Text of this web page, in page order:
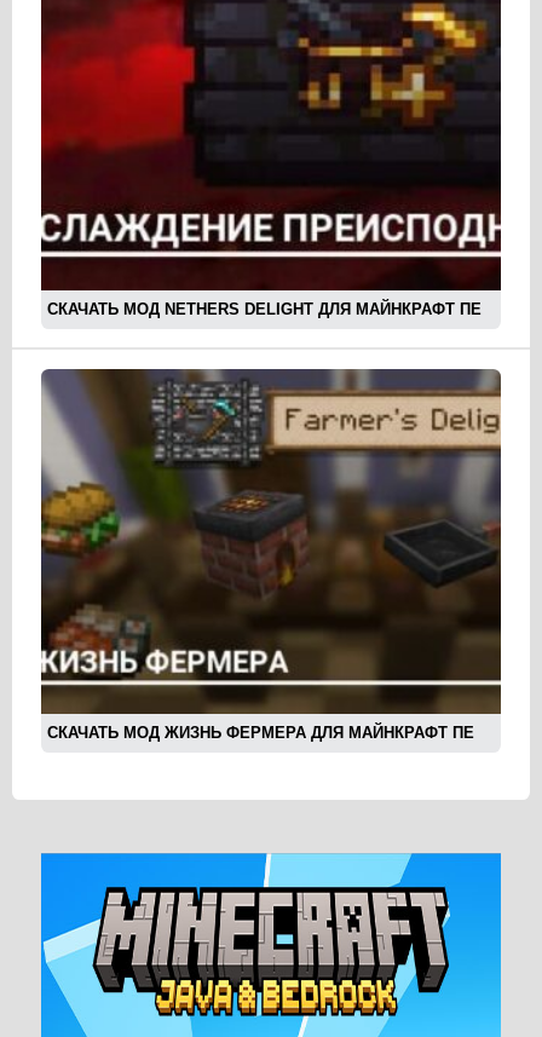
СКАЧАТЬ МОД NETHERS DELIGHT ДЛЯ МАЙНКРАФТ ПЕ
СКАЧАТЬ МОД ЖИЗНЬ ФЕРМЕРА ДЛЯ МАЙНКРАФТ ПЕ